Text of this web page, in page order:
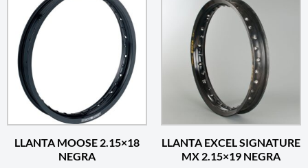
LLANTA MOOSE 2.15×18
NEGRA
LLANTA EXCEL SIGNATURE
MX 2.15×19 NEGRA